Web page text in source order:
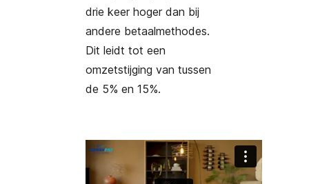
drie keer hoger dan bij
andere betaalmethodes.
Dit leidt tot een
omzetstijging van tussen
de 5% en 15%.